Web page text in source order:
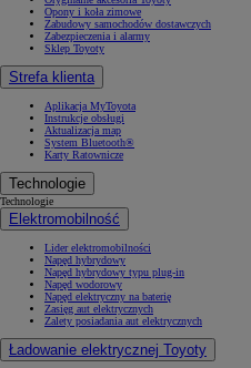
Opony i koła zimowe
Zabudowy samochodów dostawczych
Zabezpieczenia i alarmy
Sklep Toyoty
Strefa klienta
Aplikacja MyToyota
Instrukcje obsługi
Aktualizacja map
System Bluetooth®
Karty Ratownicze
Technologie
Technologie
Elektromobilność
Lider elektromobilności
Napęd hybrydowy
Napęd hybrydowy typu plug-in
Napęd wodorowy
Napęd elektryczny na baterię
Zasięg aut elektrycznych
Zalety posiadania aut elektrycznych
Ładowanie elektrycznej Toyoty